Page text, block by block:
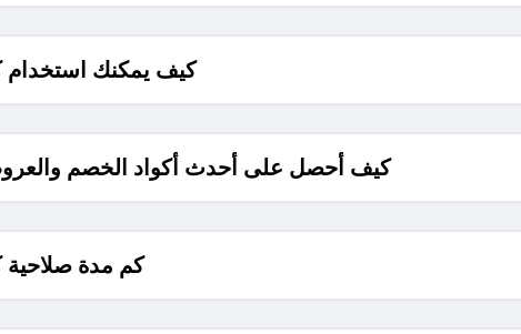
كيف يمكنك استخدام
كيف أحصل على أحدث أكواد الخصم
كم مدة